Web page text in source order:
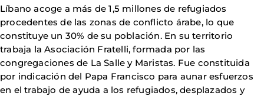
Líbano acoge a más de 1,5 millones de refugiados
procedentes de las zonas de conflicto árabe, lo que
constituye un 30% de su población. En su territorio
trabaja la Asociación Fratelli, formada por las
congregaciones de La Salle y Maristas. Fue constituida
por indicación del Papa Francisco para aunar esfuerzos
en el trabajo de ayuda a los refugiados, desplazados y